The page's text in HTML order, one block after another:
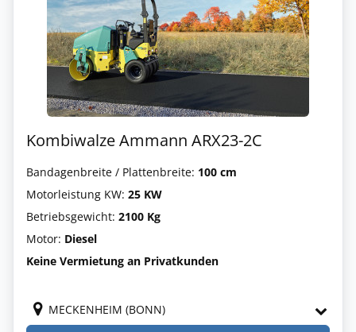
Kombiwalze Ammann ARX23-2C
Bandagenbreite / Plattenbreite: 100 cm
Motorleistung KW: 25 KW
Betriebsgewicht: 2100 Kg
Motor: Diesel
Keine Vermietung an Privatkunden
MECKENHEIM (BONN)